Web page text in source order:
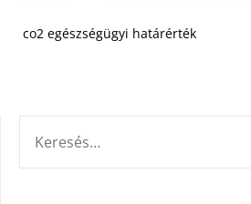
co2 egészségügyi határérték